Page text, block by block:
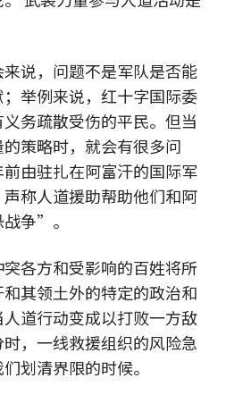
说，问题不是军队是否能
举例来说，红十字国际委
务疏散受伤的平民。但当
策略时，就会有很多问
由驻扎在阿富汗的国际军
称人道援助帮助他们和阿
争”。
各方和受影响的百姓将所
其领土外的特定的政治和
道行动变成以打败一方敌
，一线救援组织的风险急
划清界限的时候。